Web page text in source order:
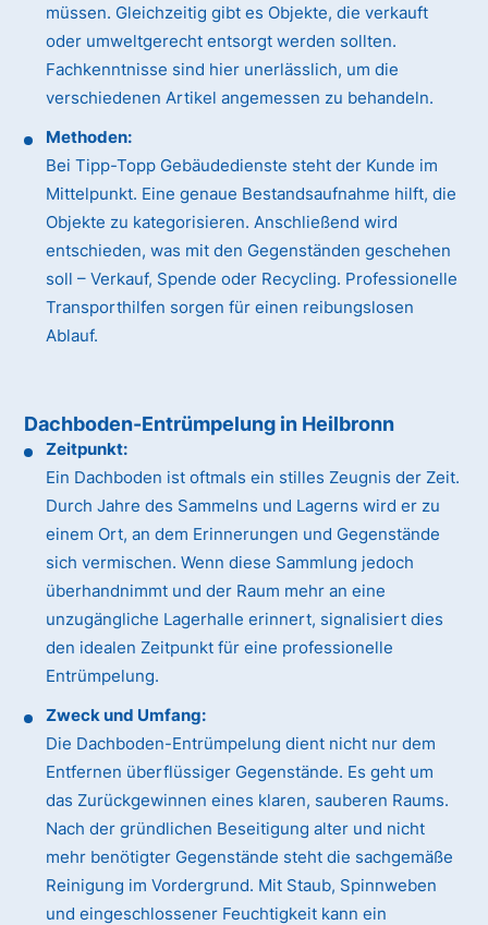
müssen. Gleichzeitig gibt es Objekte, die verkauft
oder umweltgerecht entsorgt werden sollten.
Fachkenntnisse sind hier unerlässlich, um die
verschiedenen Artikel angemessen zu behandeln.
Methoden:
Bei Tipp-Topp Gebäudedienste steht der Kunde im
Mittelpunkt. Eine genaue Bestandsaufnahme hilft, die
Objekte zu kategorisieren. Anschließend wird
entschieden, was mit den Gegenständen geschehen
soll – Verkauf, Spende oder Recycling. Professionelle
Transporthilfen sorgen für einen reibungslosen
Ablauf.
Dachboden-Entrümpelung in Heilbronn
Zeitpunkt:
Ein Dachboden ist oftmals ein stilles Zeugnis der Zeit.
Durch Jahre des Sammelns und Lagerns wird er zu
einem Ort, an dem Erinnerungen und Gegenstände
sich vermischen. Wenn diese Sammlung jedoch
überhandnimmt und der Raum mehr an eine
unzugängliche Lagerhalle erinnert, signalisiert dies
den idealen Zeitpunkt für eine professionelle
Entrümpelung.
Zweck und Umfang:
Die Dachboden-Entrümpelung dient nicht nur dem
Entfernen überflüssiger Gegenstände. Es geht um
das Zurückgewinnen eines klaren, sauberen Raums.
Nach der gründlichen Beseitigung alter und nicht
mehr benötigter Gegenstände steht die sachgemäße
Reinigung im Vordergrund. Mit Staub, Spinnweben
und eingeschlossener Feuchtigkeit kann ein